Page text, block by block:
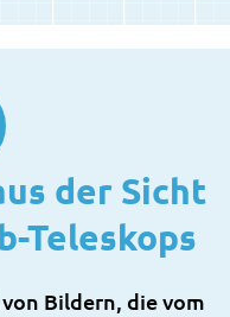
der Sicht
Teleskops
Bildern, die vom